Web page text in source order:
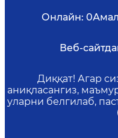
Онлайн: 0
Веб-
Диққат! Агар
аниқласангиз,
уларни белгилаб,